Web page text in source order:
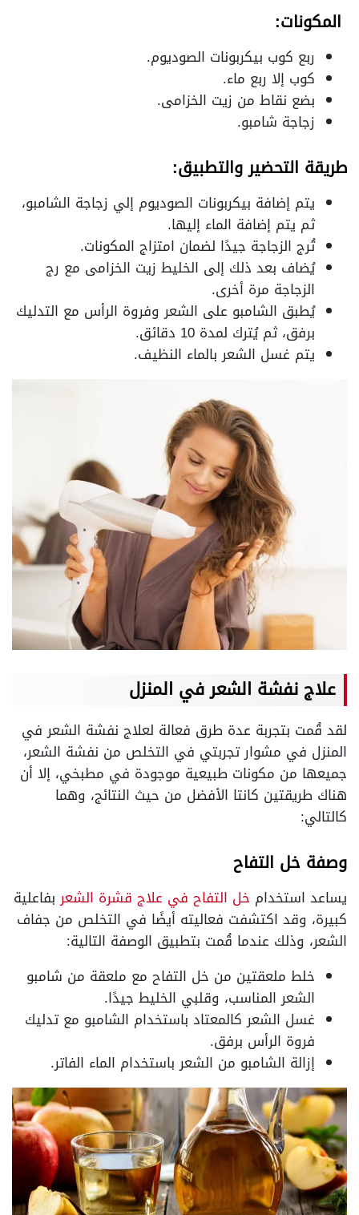
المكونات:
ربع كوب بيكربونات الصوديوم.
كوب إلا ربع ماء.
بضع نقاط من زيت الخزامى.
زجاجة شامبو.
طريقة التحضير والتطبيق:
يتم إضافة بيكربونات الصوديوم إلي زجاجة الشامبو،
ثم يتم إضافة الماء إليها.
تُرج الزجاجة جيدًا لضمان امتزاج المكونات.
يُضاف بعد ذلك إلى الخليط زيت الخزامى مع رج
الزجاجة مرة أخرى.
يُطبق الشامبو على الشعر وفروة الرأس مع التدليك
برفق، ثم يُترك لمدة 10 دقائق.
يتم غسل الشعر بالماء النظيف.
علاج نفشة الشعر في المنزل
لقد قُمت بتجربة عدة طرق فعالة لعلاج نفشة الشعر في
المنزل في مشوار تجربتي في التخلص من نفشة الشعر،
جميعها من مكونات طبيعية موجودة في مطبخي، إلا أن
هناك طريقتين كانتا الأفضل من حيث النتائج، وهما
كالتالي:
وصفة خل التفاح
يساعد استخدام خل التفاح في علاج قشرة الشعربفاعلية
كبيرة، وقد اكتشفت فعاليته أيضًا في التخلص من جفاف
الشعر، وذلك عندما قُمت بتطبيق الوصفة التالية:
خلط ملعقتين من خل التفاح مع ملعقة من شامبو
الشعر المناسب، وقلبي الخليط جيدًا.
غسل الشعر كالمعتاد باستخدام الشامبو مع تدليك
فروة الرأس برفق.
إزالة الشامبو من الشعر باستخدام الماء الفاتر.